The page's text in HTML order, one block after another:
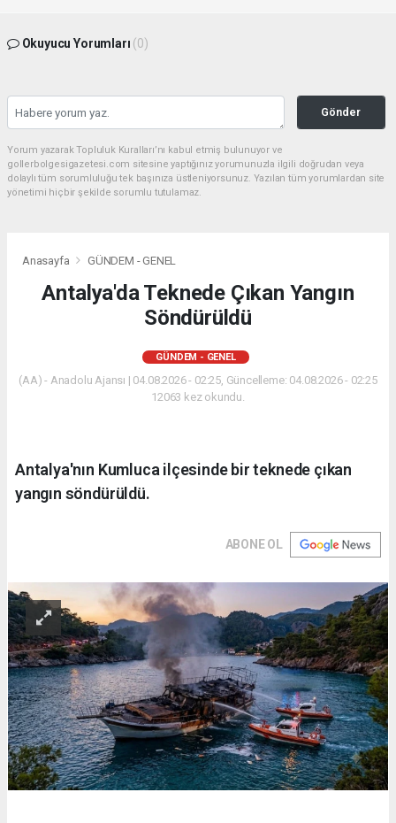
Okuyucu Yorumları (0)
Gönder
Yorum yazarak Topluluk Kuralları’nı kabul etmiş bulunuyor ve
gollerbolgesigazetesi.com sitesine yaptığınız yorumunuzla ilgili doğrudan veya
dolaylı tüm sorumluluğu tek başınıza üstleniyorsunuz. Yazılan tüm yorumlardan site
yönetimi hiçbir şekilde sorumlu tutulamaz.
Anasayfa GÜNDEM - GENEL
Antalya'da Teknede Çıkan Yangın
Söndürüldü
GÜNDEM - GENEL
(AA) - Anadolu Ajansı | 04.08.2026 - 02:25, Güncelleme: 04.08.2026 - 02:25
12063 kez okundu.
Antalya'nın Kumluca ilçesinde bir teknede çıkan
yangın söndürüldü.
ABONE OL